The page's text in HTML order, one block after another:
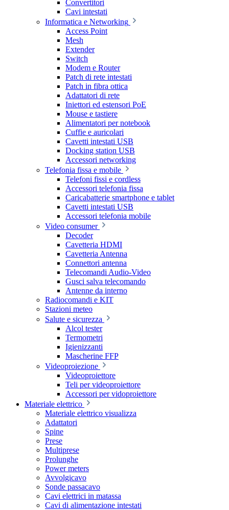
Convertitori
Cavi intestati
Informatica e Networking
Access Point
Mesh
Extender
Switch
Modem e Router
Patch di rete intestati
Patch in fibra ottica
Adattatori di rete
Iniettori ed estensori PoE
Mouse e tastiere
Alimentatori per notebook
Cuffie e auricolari
Cavetti intestati USB
Docking station USB
Accessori networking
Telefonia fissa e mobile
Telefoni fissi e cordless
Accessori telefonia fissa
Caricabatterie smartphone e tablet
Cavetti intestati USB
Accessori telefonia mobile
Video consumer
Decoder
Cavetteria HDMI
Cavetteria Antenna
Connettori antenna
Telecomandi Audio-Video
Gusci salva telecomando
Antenne da interno
Radiocomandi e KIT
Stazioni meteo
Salute e sicurezza
Alcol tester
Termometri
Igienizzanti
Mascherine FFP
Videoproiezione
Videoproiettore
Teli per videoproiettore
Accessori per vidoproiettore
Materiale elettrico
Materiale elettrico visualizza
Adattatori
Spine
Prese
Multiprese
Prolunghe
Power meters
Avvolgicavo
Sonde passacavo
Cavi elettrici in matassa
Cavi di alimentazione intestati